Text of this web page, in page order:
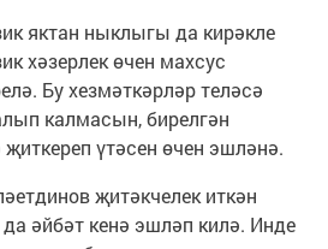
яктан ныклыгы да кирәкле
хәзерлек өчен махсус
Бу хезмәткәрләр теләсә
калмасын, бирелгән
үтәсен өчен эшләнә.
җитәкчелек иткән
әйбәт кенә эшләп килә. Инде